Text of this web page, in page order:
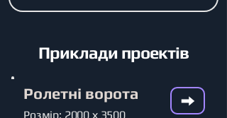
Приклади проектів
Ролетні ворота
Розмір: 2000 х 3500